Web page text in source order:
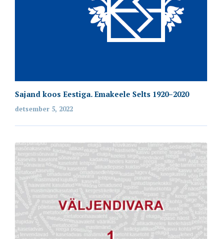
Sajand koos Eestiga. Emakeele Selts 1920–2020
detsember 5, 2022